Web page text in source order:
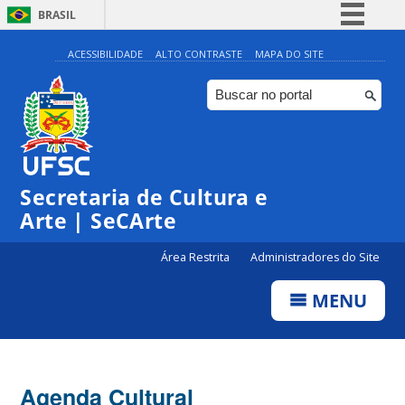
BRASIL
Simplifique!
Comunica BR
Participe
ACESSIBILIDADE ALTO CONTRASTE MAPA DO SITE
Secretaria de Cultura e
Arte | SeCArte
Área Restrita Administradores do Site
MENU
Agenda Cultural